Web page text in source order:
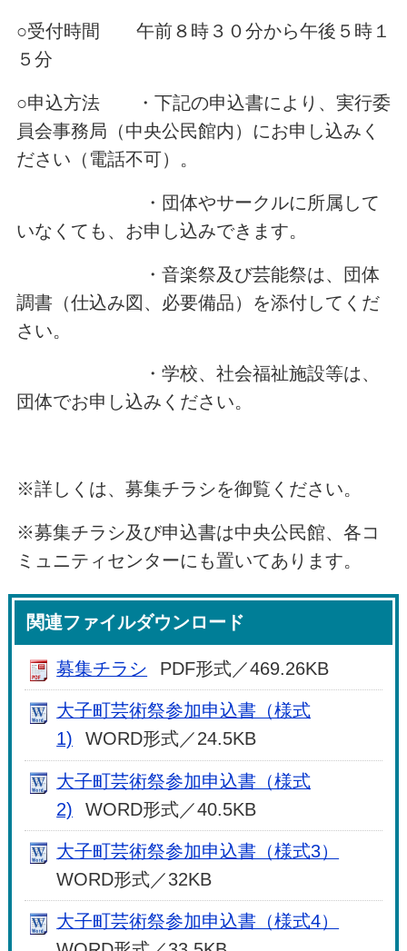
○受付時間 午前８時３０分から午後５時１
５分
○申込方法 ・下記の申込書により、実行委
員会事務局（中央公民館内）にお申し込みく
ださい（電話不可）。
・団体やサークルに所属して
いなくても、お申し込みできます。
・音楽祭及び芸能祭は、団体
調書（仕込み図、必要備品）を添付してくだ
さい。
・学校、社会福祉施設等は、
団体でお申し込みください。
※詳しくは、募集チラシを御覧ください。
※募集チラシ及び申込書は中央公民館、各コ
ミュニティセンターにも置いてあります。
関連ファイルダウンロード
募集チラシ PDF形式／469.26KB
大子町芸術祭参加申込書（様式
1)
WORD形式／24.5KB
大子町芸術祭参加申込書（様式
2)
WORD形式／40.5KB
大子町芸術祭参加申込書（様式3）
WORD形式／32KB
大子町芸術祭参加申込書（様式4）